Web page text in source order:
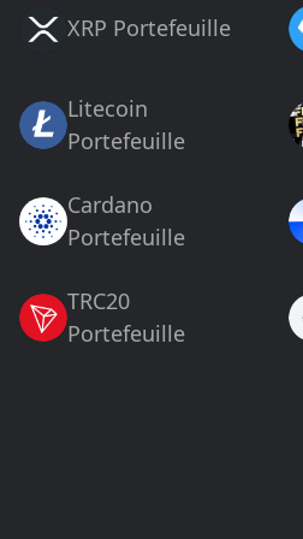
XRP Portefeuille
Litecoin
Portefeuille
Cardano
Portefeuille
TRC20
Portefeuille